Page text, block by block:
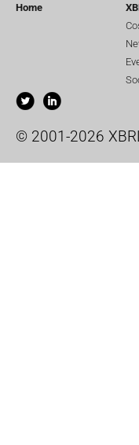
Home
© 2001-2026